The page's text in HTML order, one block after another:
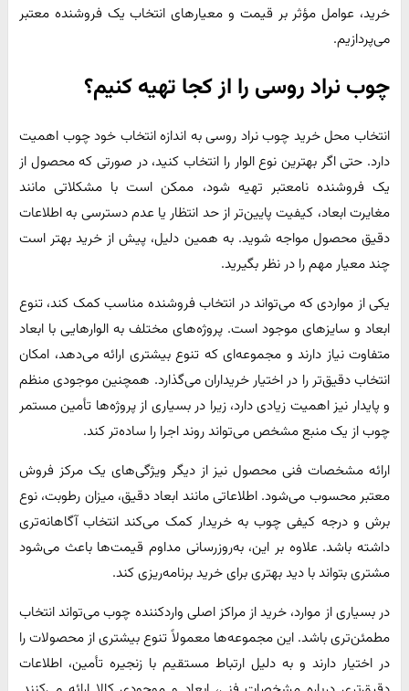
خرید، عوامل مؤثر بر قیمت و معیارهای انتخاب یک فروشنده معتبر
می‌پردازیم.
چوب نراد روسی را از کجا تهیه کنیم؟
انتخاب محل خرید چوب نراد روسی به اندازه انتخاب خود چوب اهمیت
دارد. حتی اگر بهترین نوع الوار را انتخاب کنید، در صورتی که محصول از
یک فروشنده نامعتبر تهیه شود، ممکن است با مشکلاتی مانند
مغایرت ابعاد، کیفیت پایین‌تر از حد انتظار یا عدم دسترسی به اطلاعات
دقیق محصول مواجه شوید. به همین دلیل، پیش از خرید بهتر است
چند معیار مهم را در نظر بگیرید.
یکی از مواردی که می‌تواند در انتخاب فروشنده مناسب کمک کند، تنوع
ابعاد و سایزهای موجود است. پروژه‌های مختلف به الوارهایی با ابعاد
متفاوت نیاز دارند و مجموعه‌ای که تنوع بیشتری ارائه می‌دهد، امکان
انتخاب دقیق‌تر را در اختیار خریداران می‌گذارد. همچنین موجودی منظم
و پایدار نیز اهمیت زیادی دارد، زیرا در بسیاری از پروژه‌ها تأمین مستمر
چوب از یک منبع مشخص می‌تواند روند اجرا را ساده‌تر کند.
ارائه مشخصات فنی محصول نیز از دیگر ویژگی‌های یک مرکز فروش
معتبر محسوب می‌شود. اطلاعاتی مانند ابعاد دقیق، میزان رطوبت، نوع
برش و درجه کیفی چوب به خریدار کمک می‌کند انتخاب آگاهانه‌تری
داشته باشد. علاوه بر این، به‌روزرسانی مداوم قیمت‌ها باعث می‌شود
مشتری بتواند با دید بهتری برای خرید برنامه‌ریزی کند.
در بسیاری از موارد، خرید از مراکز اصلی واردکننده چوب می‌تواند انتخاب
مطمئن‌تری باشد. این مجموعه‌ها معمولاً تنوع بیشتری از محصولات را
در اختیار دارند و به دلیل ارتباط مستقیم با زنجیره تأمین، اطلاعات